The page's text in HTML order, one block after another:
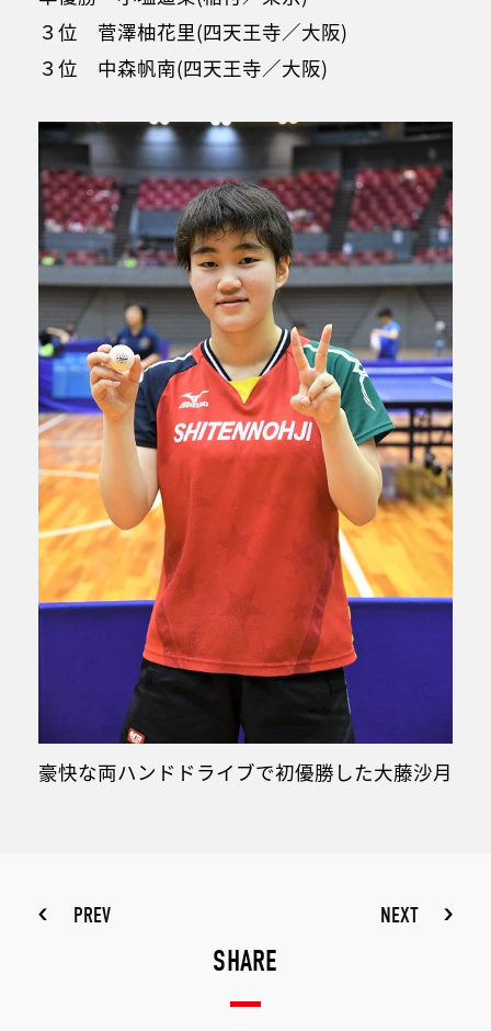
３位 菅澤柚花里(四天王寺／大阪)
３位 中森帆南(四天王寺／大阪)
豪快な両ハンドドライブで初優勝した大藤沙月
PREV NEXT
SHARE